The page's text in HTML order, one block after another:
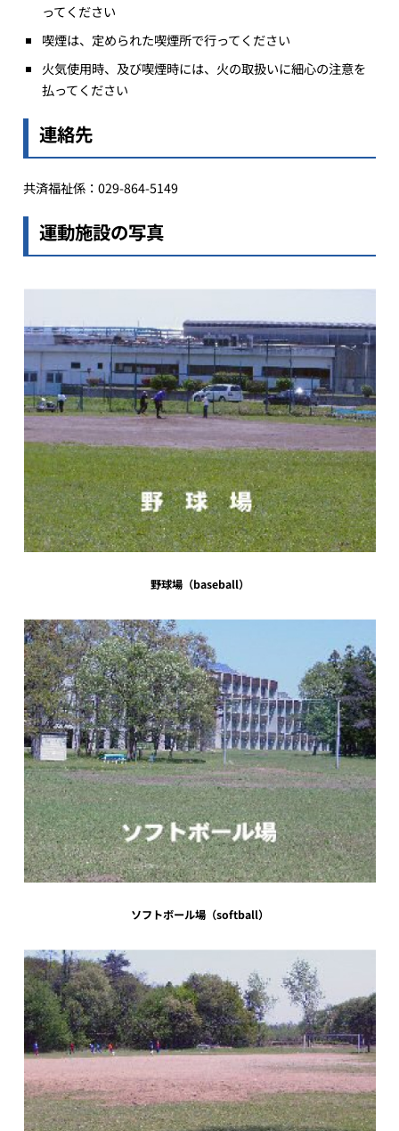
ってください
喫煙は、定められた喫煙所で行ってください
火気使用時、及び喫煙時には、火の取扱いに細心の注意を
払ってください
連絡先
共済福祉係：029-864-5149
運動施設の写真
野球場（baseball）
ソフトボール場（softball）